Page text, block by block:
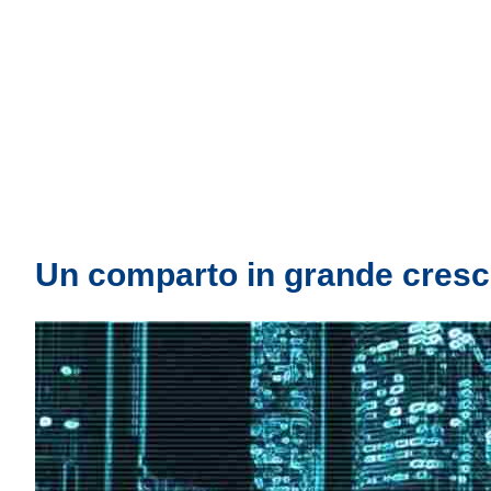
Un comparto in grande